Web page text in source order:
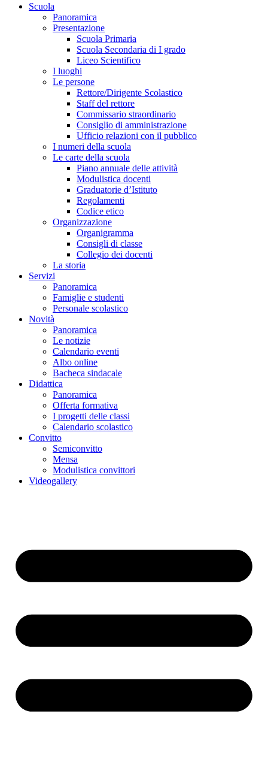
Scuola
Panoramica
Presentazione
Scuola Primaria
Scuola Secondaria di I grado
Liceo Scientifico
I luoghi
Le persone
Rettore/Dirigente Scolastico
Staff del rettore
Commissario straordinario
Consiglio di amministrazione
Ufficio relazioni con il pubblico
I numeri della scuola
Le carte della scuola
Piano annuale delle attività
Modulistica docenti
Graduatorie d’Istituto
Regolamenti
Codice etico
Organizzazione
Organigramma
Consigli di classe
Collegio dei docenti
La storia
Servizi
Panoramica
Famiglie e studenti
Personale scolastico
Novità
Panoramica
Le notizie
Calendario eventi
Albo online
Bacheca sindacale
Didattica
Panoramica
Offerta formativa
I progetti delle classi
Calendario scolastico
Convitto
Semiconvitto
Mensa
Modulistica convittori
Videogallery